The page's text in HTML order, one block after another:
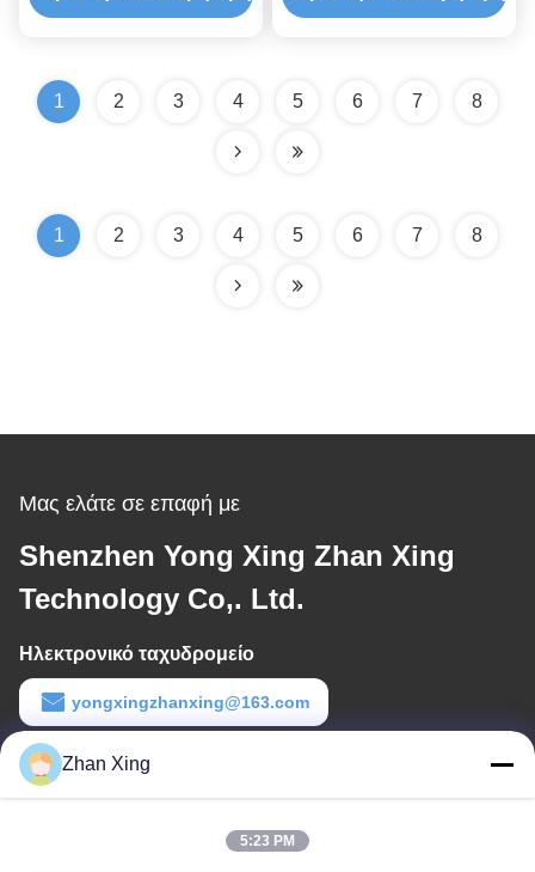
1 2 3 4 5 6 7 8
1 2 3 4 5 6 7 8
Μας ελάτε σε επαφή με
Shenzhen Yong Xing Zhan Xing
Technology Co,. Ltd.
Ηλεκτρονικό ταχυδρομείο
yongxingzhanxing@163.com
Εργασιακό χρόνο
8:00-20:00
Zhan Xing
5:23 PM